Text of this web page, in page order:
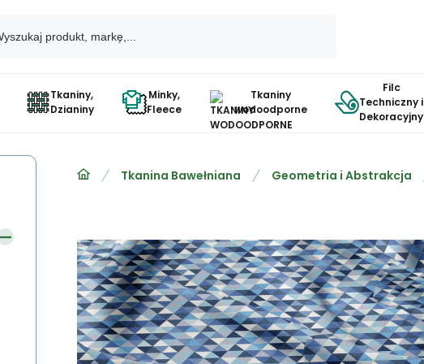
Tkaniny,
Dzianiny
Minky,
Fleece
Tkaniny
wodoodporne
Filc
Techniczny i
Dekoracyjny
Tkanina Bawełniana Geometria i Abstrakcja